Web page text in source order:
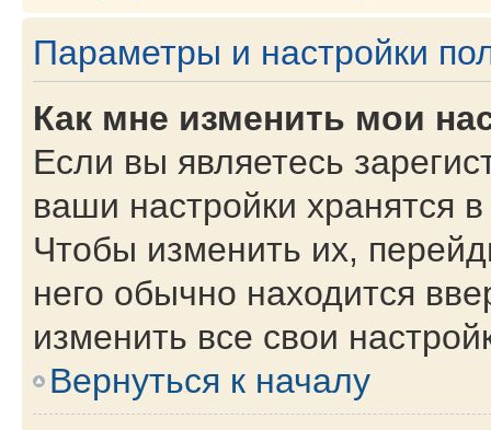
Параметры и настройки
Как мне изменить мои
Если вы являетесь
ваши настройки хранятся
Чтобы изменить их,
него обычно находится
изменить все свои
Вернуться к началу